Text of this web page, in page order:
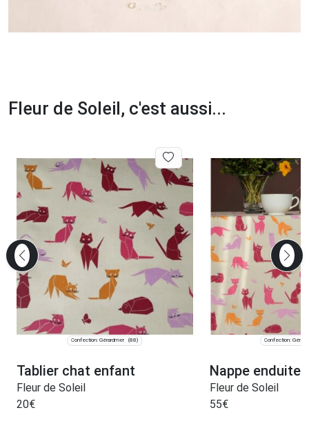
Fleur de Soleil, c'est aussi...
Confection: Gérardmer (88)
Tablier chat enfant
Fleur de Soleil
20€
Confection:
Nappe enduite
Fleur de Soleil
55€